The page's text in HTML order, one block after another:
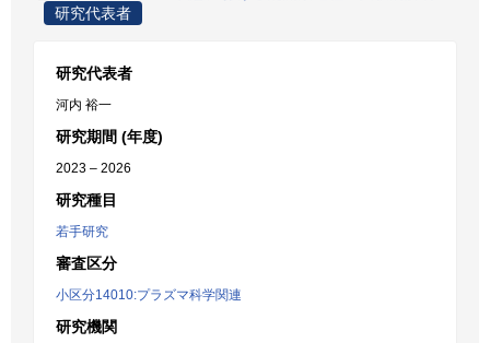
研究代表者
研究代表者
河内 裕一
研究期間 (年度)
2023 – 2026
研究種目
若手研究
審査区分
小区分14010:プラズマ科学関連
研究機関